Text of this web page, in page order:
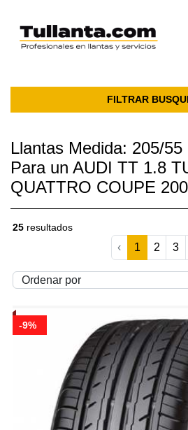
FILTRAR
Llantas Medida: 205/55
Para un AUDI TT 1.8
QUATTRO COUPE
25 resultados
‹ 1 2 3
-9%